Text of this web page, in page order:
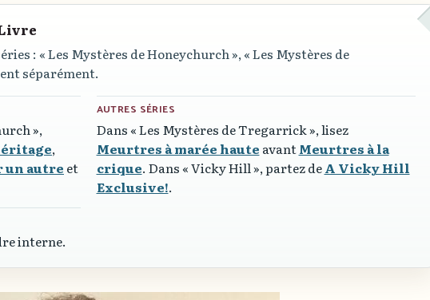
: « Les Mystères de Honeychurch »,« Les Mystères de
séparément.
»,
,
un autre et
AUTRES SÉRIES
Dans « Les Mystères de Tregarrick », lisez
Meurtres à marée haute avantMeurtres à la
crique. Dans « Vicky Hill », partez deA Vicky Hill
Exclusive!.
interne.